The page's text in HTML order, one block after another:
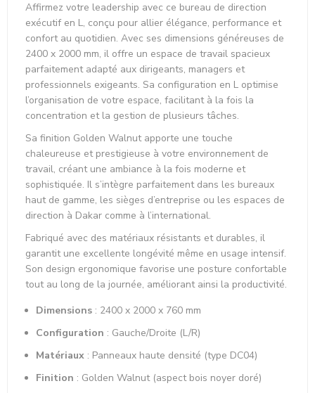
Affirmez votre leadership avec ce bureau de direction
exécutif en L, conçu pour allier élégance, performance et
confort au quotidien. Avec ses dimensions généreuses de
2400 x 2000 mm, il offre un espace de travail spacieux
parfaitement adapté aux dirigeants, managers et
professionnels exigeants. Sa configuration en L optimise
l’organisation de votre espace, facilitant à la fois la
concentration et la gestion de plusieurs tâches.
Sa finition Golden Walnut apporte une touche
chaleureuse et prestigieuse à votre environnement de
travail, créant une ambiance à la fois moderne et
sophistiquée. Il s’intègre parfaitement dans les bureaux
haut de gamme, les sièges d’entreprise ou les espaces de
direction à Dakar comme à l’international.
Fabriqué avec des matériaux résistants et durables, il
garantit une excellente longévité même en usage intensif.
Son design ergonomique favorise une posture confortable
tout au long de la journée, améliorant ainsi la productivité.
Dimensions : 2400 x 2000 x 760 mm
Configuration : Gauche/Droite (L/R)
Matériaux : Panneaux haute densité (type DC04)
Finition : Golden Walnut (aspect bois noyer doré)